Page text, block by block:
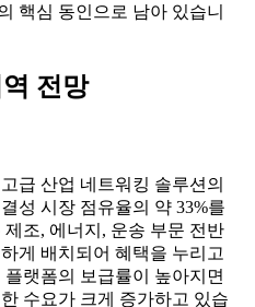
핵심 동인으로 남아 있습니
전망
급 산업 네트워킹 솔루션의
성 시장 점유율의 약 33%를
조, 에너지, 운송 부문 전반
게 배치되어 혜택을 누리고
랫폼의 보급률이 높아지면
수요가 크게 증가하고 있습